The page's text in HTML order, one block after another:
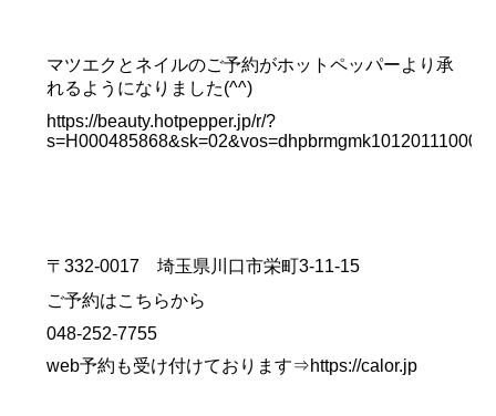
マツエクとネイルのご予約がホットペッパーより承
れるようになりました(^^)
https://beauty.hotpepper.jp/r/?
s=H000485868&sk=02&vos=dhpbrmgmk10120111000
〒332-0017 埼玉県川口市栄町3-11-15
ご予約はこちらから
048-252-7755
web予約も受け付けております⇒https://calor.jp